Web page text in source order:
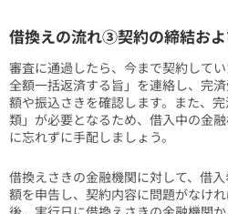
借換えの流れ③契約の締結お
審査に通過したら、今まで契約して
全額一括返済する旨」を連絡し、完
額や振込さきを確認します。また、
類」が必要となるため、借入中の金
に忘れずに手配しましょう。
借換えさきの金融機関に対して、借
額を申告し、契約内容に問題がなけ